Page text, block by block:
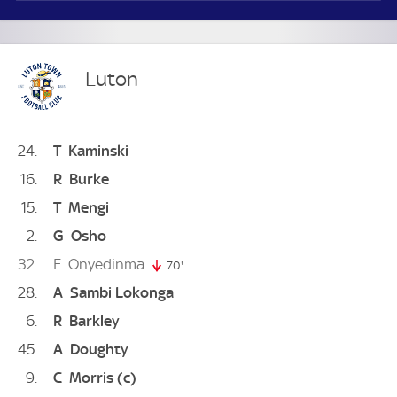
Luton
24 T Kaminski
16
R Burke
15
T Mengi
2
G Osho
32
F Onyedinma 70'
28 A Sambi Lokonga
6
R Barkley
45
A Doughty
9
C Morris (c)